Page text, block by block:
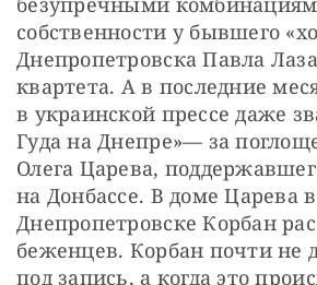
собственности у бывшего
Днепропетровска Павла
квартета. А в последние
в украинской прессе даже
Гуда на Днепре»— за
Олега Царева,
на Донбассе. В доме Царева в
Днепропетровске Корбан
беженцев. Корбан почти не
под запись, а когда это